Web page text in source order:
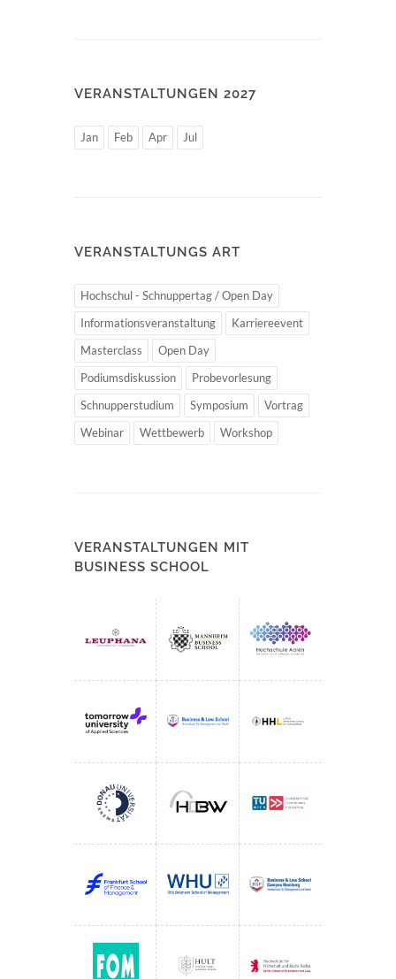
VERANSTALTUNGEN 2027
Jan Feb Apr Jul
VERANSTALTUNGS ART
Hochschul - Schnuppertag / Open Day
Informationsveranstaltung
Karriereevent
Masterclass
Open Day
Podiumsdiskussion
Probevorlesung
Schnupperstudium
Symposium
Vortrag
Webinar
Wettbewerb Workshop
VERANSTALTUNGEN MIT
BUSINESS SCHOOL